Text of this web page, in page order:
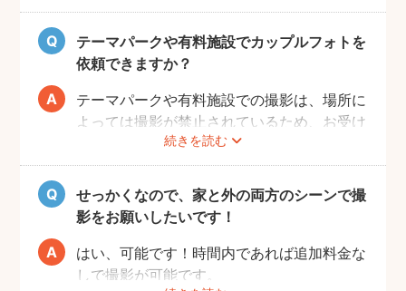
お好きな時間帯に撮影もできるので、是非と
も思い出に残るデートプランにしてください
ね！
テーマパークや有料施設でカップルフォトを
依頼できますか？
続きを読む
テーマパークや有料施設での撮影は、場所に
よっては撮影が禁止されているため、お受け
できない場合がございます。
予約前にお客様ご自身で、施設へのご確認を
お願いいたします。
また、有料施設の場合、フォトグラファーの
入場費などはお客様のご負担となりますので
ご了承ください。
せっかくなので、家と外の両方のシーンで撮
影をお願いしたいです！
はい、可能です！時間内であれば追加料金な
しで撮影が可能です。